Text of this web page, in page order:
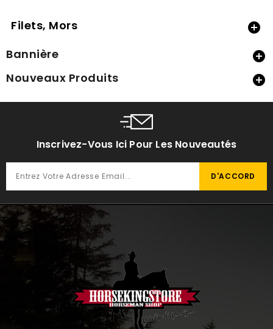
Filets, Mors 
Bannière 
Nouveaux Produits 
Inscrivez-Vous Ici Pour Les Nouveautés